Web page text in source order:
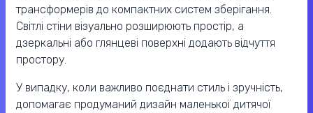
трансформерів до компактних систем зберігання.
Світлі стіни візуально розширюють простір, а
дзеркальні або глянцеві поверхні додають відчуття
простору.
У випадку, коли важливо поєднати стиль і зручність,
допомагає продуманий дизайн маленької дитячої